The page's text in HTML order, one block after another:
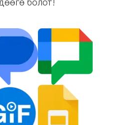
болот!